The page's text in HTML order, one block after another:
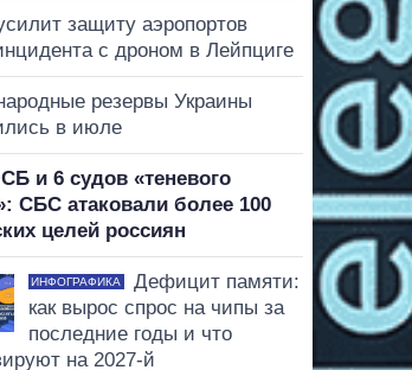
защиту аэропортов
с дроном в Лейпциге
резервы Украины
в июле
и 6 судов «теневого
СБС атаковали более 100
целей россиян
ИНФОГРАФИКА
Дефицит памяти:
как вырос спрос на чипы за
последние годы и что
на 2027-й